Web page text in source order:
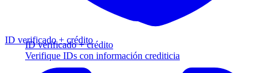
ID verificado + crédito
Verifique IDs con información crediticia
ID verificado + crédito